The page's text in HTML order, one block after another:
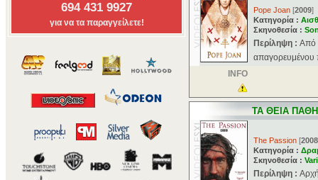
694 431 9927
για να τα παραγγείλετε!
Pope Joan [2009]
Κατηγορία :
Σκηνοθεσία :
Περίληψη : Από
απαγορευμένου
INFO
ΤΑ ΘΕΙΑ ΠΑΘΗ
The Passion [2008
Κατηγορία :
Σκηνοθεσία :
Περίληψη :